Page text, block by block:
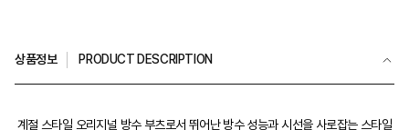
상품정보 PRODUCT DESCRIPTION
계절 스타일 오리지널 방수 부츠로서 뛰어난 방수 성능과 시선을 사로잡는 스타일